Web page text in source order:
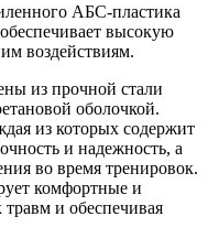
АБС-пластика
высокую
воздействиям.
из прочной стали
оболочкой.
из которых содержит
и надежность, а
во время тренировок.
комфортные и
и обеспечивая